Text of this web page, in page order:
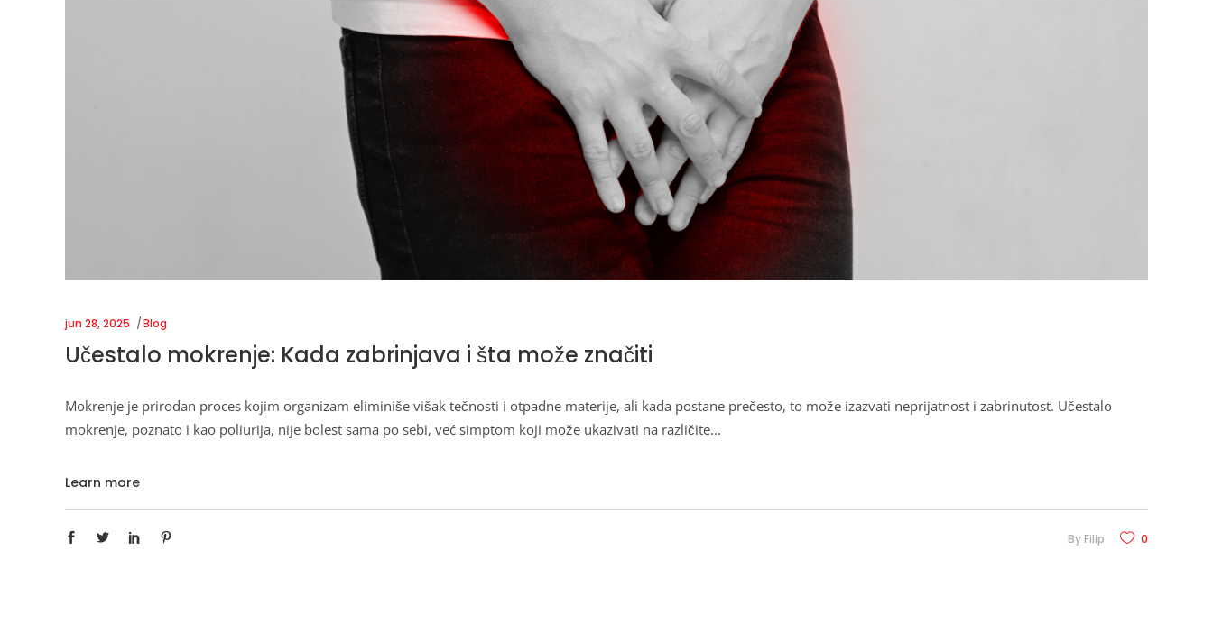
jun 28, 2025 Blog
Učestalo mokrenje: Kada zabrinjava i šta može značiti
Mokrenje je prirodan proces kojim organizam eliminiše višak tečnosti i otpadne materije, ali kada postane prečesto, to može izazvati neprijatnost i zabrinutost. Učestalo
mokrenje, poznato i kao poliurija, nije bolest sama po sebi, već simptom koji može ukazivati na različite
Learn more
By Filip 0